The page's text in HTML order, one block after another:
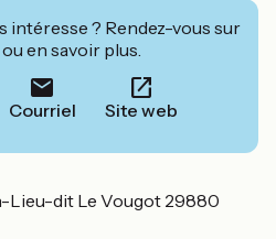
intéresse ? Rendez-vous sur
en savoir plus.
Courriel Site web
Lieu-dit Le Vougot 29880